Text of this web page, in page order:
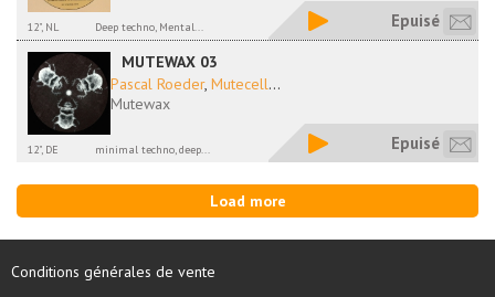
12", NL Deep techno, Mental... Epuisé
MUTEWAX 03
Pascal Roeder, Mutecell...
Mutewax
12", DE minimal techno, deep... Epuisé
Load more
Conditions générales de vente